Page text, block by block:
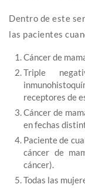
Dentro de este
las pacientes
Cáncer de
Triple
receptores de
Cáncer de
en fechas
Paciente de
cáncer de
cáncer).
Todas las